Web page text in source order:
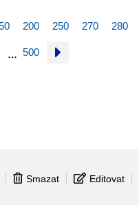
200 250 270 280
… 500
Smazat Editovat